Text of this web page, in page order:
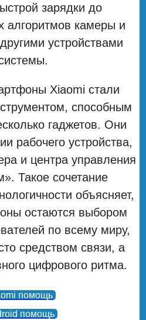
зарядки до
алгоритмов камеры и
устройствами
Xiaomi стали
способным
гаджетов. Они
рабочего устройства,
и центра управления
Такое сочетание
объясняет,
остаются выбором
по всему миру,
средством связи, а
цифрового ритма.
помощь
помощь